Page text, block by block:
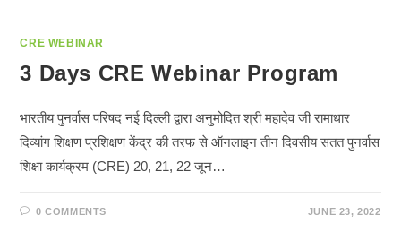
CRE WEBINAR
3 Days CRE Webinar Program
भारतीय पुनर्वास परिषद नई दिल्ली द्वारा अनुमोदित श्री महादेव जी रामाधार
दिव्यांग शिक्षण प्रशिक्षण केंद्र की तरफ से ऑनलाइन तीन दिवसीय सतत पुनर्वास
शिक्षा कार्यक्रम (CRE) 20, 21, 22 जून…
0 COMMENTS JUNE 23, 2022